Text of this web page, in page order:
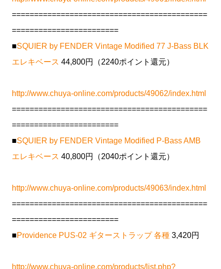
============================================
========================
■SQUIER by FENDER Vintage Modified 77 J-Bass BLK
エレキベース 44,800円（2240ポイント還元）
http://www.chuya-online.com/products/49062/index.html
============================================
========================
■SQUIER by FENDER Vintage Modified P-Bass AMB
エレキベース 40,800円（2040ポイント還元）
http://www.chuya-online.com/products/49063/index.html
============================================
========================
■Providence PUS-02 ギターストラップ 各種 3,420円
http://www.chuya-online.com/products/list.php?